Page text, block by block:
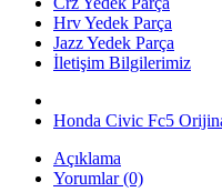
Hrv Yedek Parça
Jazz Yedek Parça
İletişim Bilgilerimiz
Honda Civic Fc5
Açıklama
Yorumlar (0)